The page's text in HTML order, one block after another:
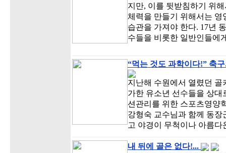
지만, 이를 뒷받침하기 위
체력을 만들기 위해서는
습관을 가져야 한다. 17년
수들을 비롯한 일반인들에
“먹는 것도 과학이다!” 축
지난해 수원에서 열렸던 골
가한 유소년 선수들을 상
션관리를 위한 스포츠영양
강형숙 교수님과 함께 동
고 야경이 무척이나 아름
내 뒤에 골은 없다!...